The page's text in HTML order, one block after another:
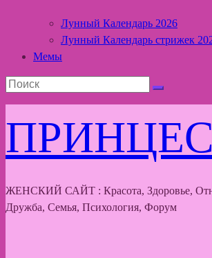
Лунный Календарь 2026
Лунный Календарь стрижек
Мемы
ЖЕНСКИЙ САЙТ : Красота, Здоровье,
Дружба, Семья, Психология, Форум